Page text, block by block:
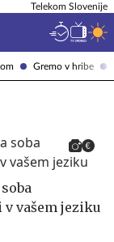
Gremo v hribe
Telekom Slovenije
vašem jeziku